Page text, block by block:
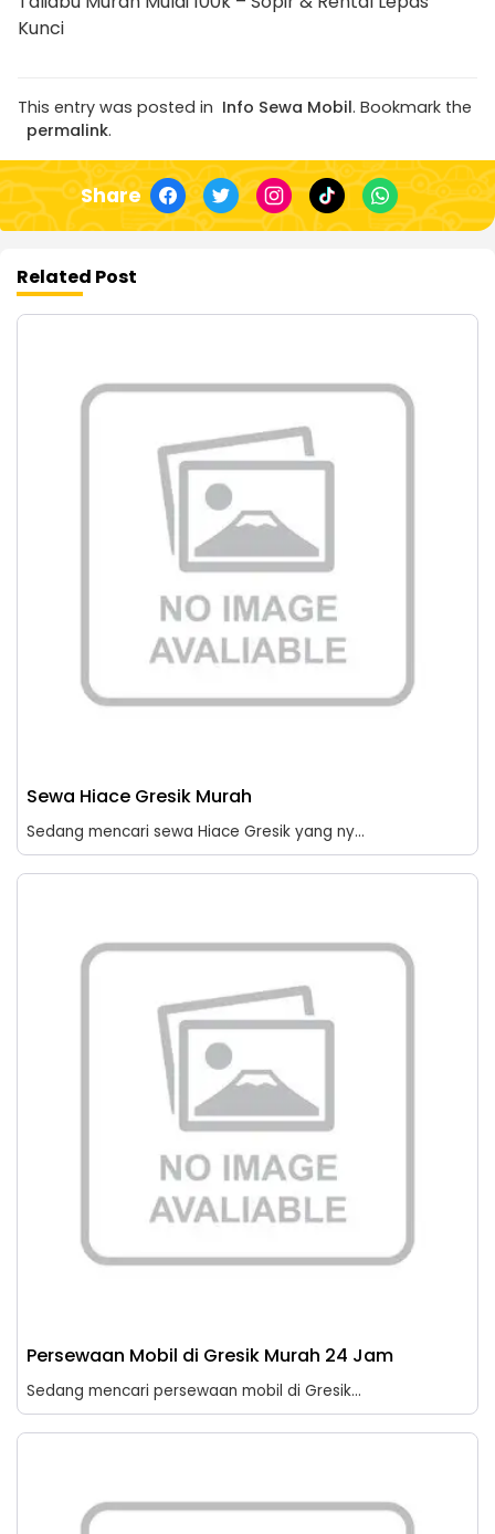
Kunci
This entry was posted in Info Sewa Mobil. Bookmark the
permalink.
Share
Related Post
Sewa Hiace Gresik Murah
Sedang mencari sewa Hiace Gresik yang ny...
Persewaan Mobil di Gresik Murah 24 Jam
Sedang mencari persewaan mobil di Gresik...